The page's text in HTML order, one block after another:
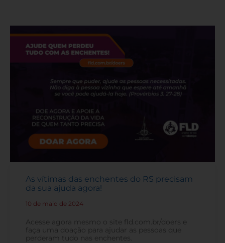
As vítimas das enchentes do RS precisam
da sua ajuda agora!
10 de maio de 2024
Acesse agora mesmo o site fld.com.br/doers e
faça uma doação para ajudar as pessoas que
perderam tudo nas enchentes.